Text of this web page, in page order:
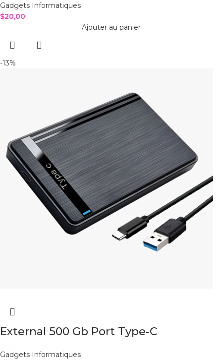
Gadgets Informatiques
$20,00
Ajouter au panier
-13%
External 500 Gb Port Type-C
Gadgets Informatiques